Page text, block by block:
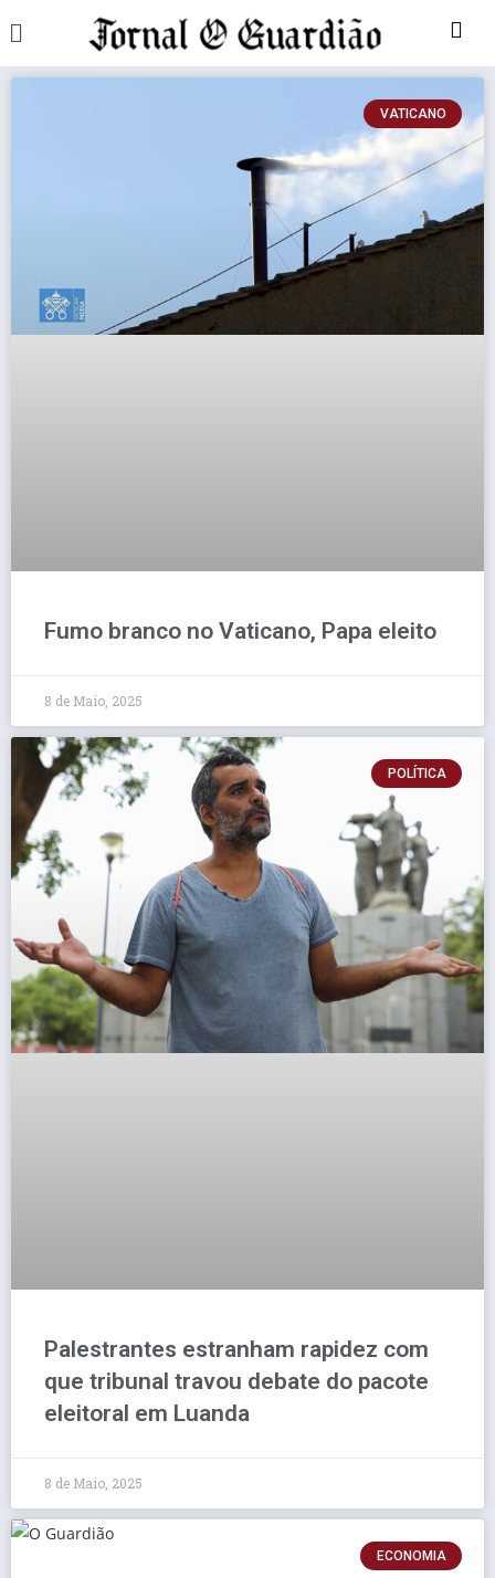
VATICANO
Fumo branco no Vaticano, Papa eleito
8 de Maio, 2025
POLÍTICA
Palestrantes estranham rapidez com
que tribunal travou debate do pacote
eleitoral em Luanda
8 de Maio, 2025
ECONOMIA